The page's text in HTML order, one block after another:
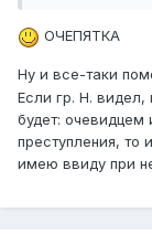
ОЧЕПЯТКА
Ну и все-таки
Если гр. Н. видел,
будет:
преступления, то
имею ввиду при